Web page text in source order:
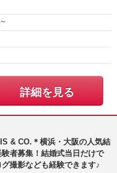
詳細を見る
& CO.＊横浜・大阪の人気結
者募集！結婚式当日だけで
撮影なども経験できます♪